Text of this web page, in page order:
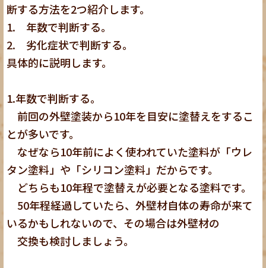
断する方法を2つ紹介します。
1. 年数で判断する。
2. 劣化症状で判断する。
具体的に説明します。
1.年数で判断する。
前回の外壁塗装から10年を目安に塗替えをするこ
とが多いです。
なぜなら10年前によく使われていた塗料が「ウレ
タン塗料」や「シリコン塗料」だからです。
どちらも10年程で塗替えが必要となる塗料です。
50年程経過していたら、外壁材自体の寿命が来て
いるかもしれないので、その場合は外壁材の
交換も検討しましょう。